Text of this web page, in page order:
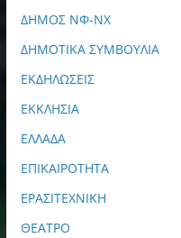
ΔΗΜΟΣ ΝΦ-ΝΧ
ΔΗΜΟΤΙΚΑ ΣΥΜΒΟΥΛΙΑ
ΕΚΔΗΛΩΣΕΙΣ
ΕΚΚΛΗΣΙΑ
ΕΛΛΑΔΑ
ΕΠΙΚΑΙΡΟΤΗΤΑ
ΕΡΑΣΙΤΕΧΝΙΚΗ
ΘΕΑΤΡΟ